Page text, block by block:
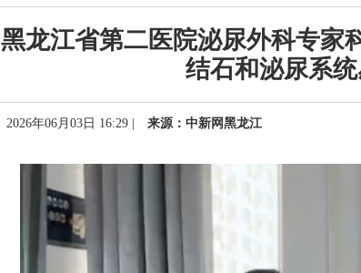
黑龙江省第二医院泌尿外科专家
结石和泌尿系统
2026年06月03日 16:29 | 来源：中新网黑龙江